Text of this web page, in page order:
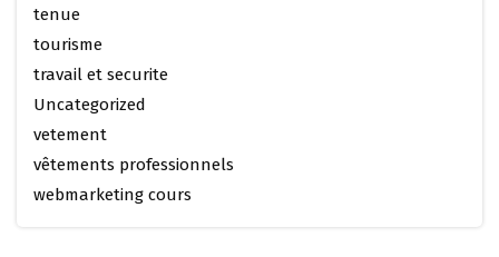
tenue
tourisme
travail et securite
Uncategorized
vetement
vêtements professionnels
webmarketing cours